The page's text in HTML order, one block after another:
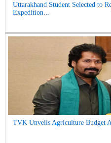
Uttarakhand Student Selected to
Expedition...
TVK Unveils Agriculture Budget